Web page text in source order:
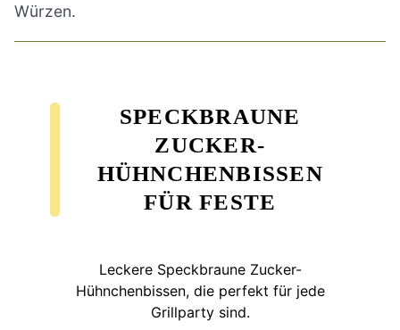
Würzen.
SPECKBRAUNE
ZUCKER-
HÜHNCHENBISSEN
FÜR FESTE
Leckere Speckbraune Zucker-
Hühnchenbissen, die perfekt für jede
Grillparty sind.